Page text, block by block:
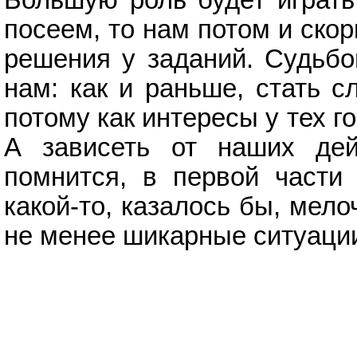
посеем, то нам потом и
решения у заданий.
нам: как и раньше, стать
потому как интересы у тех
А зависеть от наших
помнится, в первой
какой-то, казалось бы,
не менее шикарные